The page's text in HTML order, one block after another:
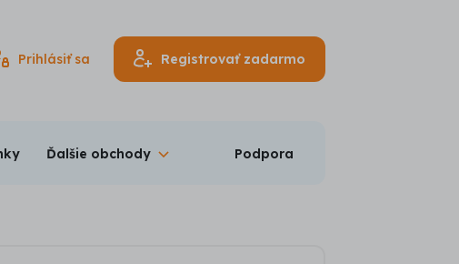
Prihlásiť sa Registrovať zadarmo
Ďalšie obchody Podpora